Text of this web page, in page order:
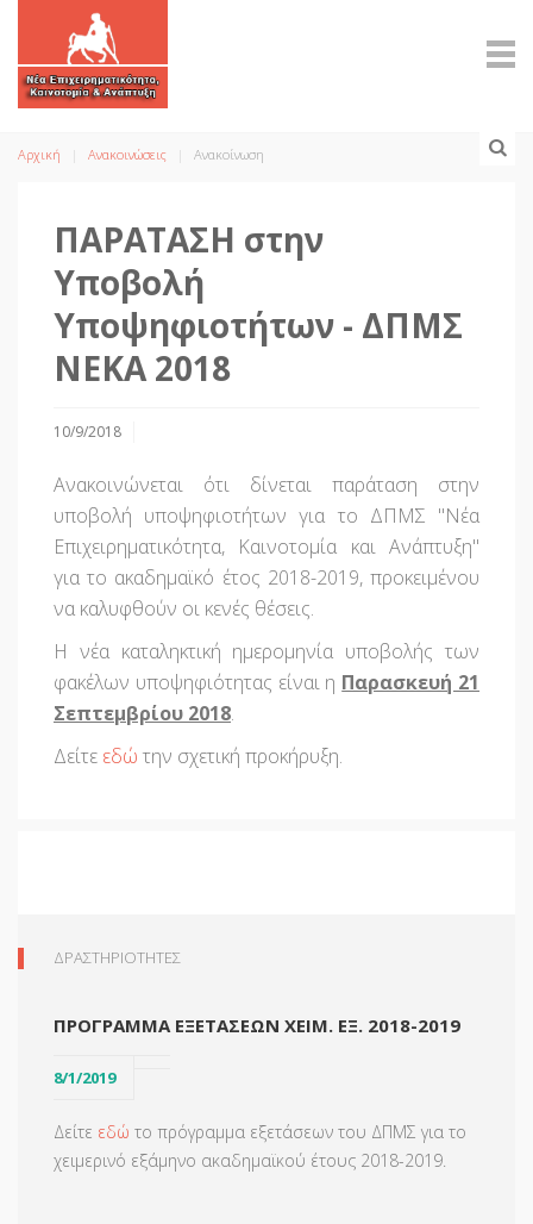
Αρχική Ανακοινώσεις Ανακοίνωση
ΠΑΡΑΤΑΣΗ στην
Υποβολή
Υποψηφιοτήτων - ΔΠΜΣ
ΝΕΚΑ 2018
10/9/2018
Ανακοινώνεται ότι δίνεται παράταση στην
υποβολή υποψηφιοτήτων για το ΔΠΜΣ "Νέα
Επιχειρηματικότητα, Καινοτομία και Ανάπτυξη"
για το ακαδημαϊκό έτος 2018-2019, προκειμένου
να καλυφθούν οι κενές θέσεις.
Η νέα καταληκτική ημερομηνία υποβολής των
φακέλων υποψηφιότητας είναι η Παρασκευή 21
Σεπτεμβρίου 2018.
Δείτε εδώ την σχετική προκήρυξη.
ΔΡΑΣΤΗΡΙΟΤΗΤΕΣ
ΠΡΌΓΡΑΜΜΑ ΕΞΕΤΆΣΕΩΝ ΧΕΙΜ. ΕΞ. 2018-2019
8/1/2019
Δείτε εδώ το πρόγραμμα εξετάσεων του ΔΠΜΣ για το
χειμερινό εξάμηνο ακαδημαϊκού έτους 2018-2019.